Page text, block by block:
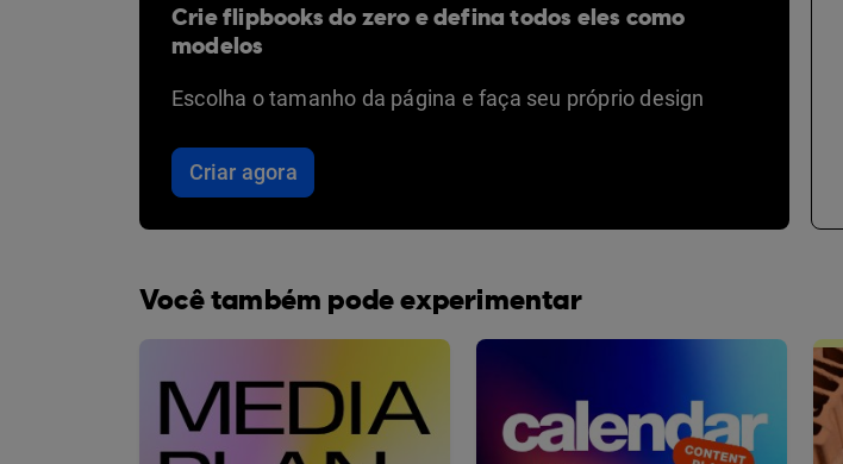
Crie flipbooks do zero e defina todos eles como
modelos
Escolha o tamanho da página e faça seu próprio design
Criar agora
Você também pode experimentar